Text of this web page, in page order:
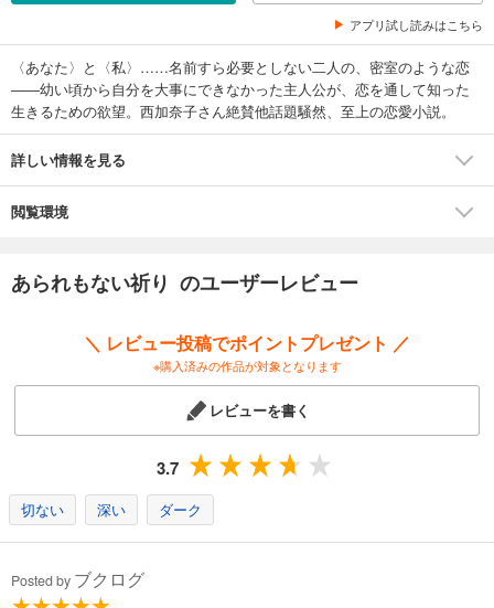
アプリ試し読みはこちら
〈あなた〉と〈私〉……名前すら必要としない二人の、密室のような恋
――幼い頃から自分を大事にできなかった主人公が、恋を通して知った
生きるための欲望。西加奈子さん絶賛他話題騒然、至上の恋愛小説。
詳しい情報を見る
閲覧環境
あられもない祈り のユーザーレビュー
＼ レビュー投稿でポイントプレゼント ／
※購入済みの作品が対象となります
レビューを書く
3.7
切ない 深い ダーク
Posted by ブクログ